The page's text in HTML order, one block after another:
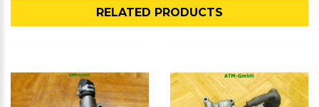
RELATED PRODUCTS